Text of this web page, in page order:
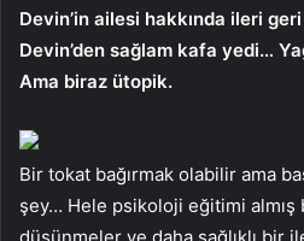
Devin’in ailesi hakkında ileri
Devin’den sağlam kafa yedi…
Ama biraz ütopik.
Bir tokat bağırmak olabilir ama
şey… Hele psikoloji eğitimi almış
düşünmeler ve daha sağlıklı bir